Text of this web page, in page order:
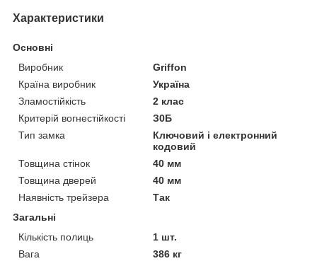
Характеристики
Основні
Виробник
Griffon
Країна виробник
Україна
Зламостійкість
2 клас
Критерій вогнестійкості
З0Б
Тип замка
Ключовий і електронний
кодовий
Товщина стінок
40 мм
Товщина дверей
40 мм
Наявність трейзера
Так
Загальні
Кількість полиць
1 шт.
Вага
386 кг